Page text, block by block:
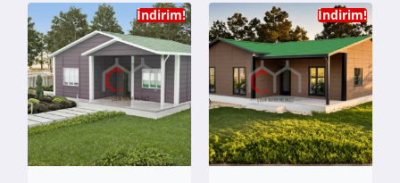
İndirim! İndirim!